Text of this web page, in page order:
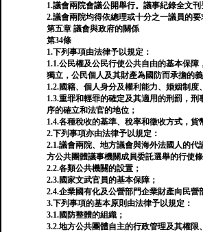
1.議會兩院會議公開舉行。議事紀錄全文刊
2.議會兩院均得依總理或十分之一議員的要
第五章 議會與政府的關係
第34條
1.下列事項由法律予以規定：
1.1.公民權及公民行使公共自由的基本保障
獨立，公民個人及其財產為國防而承擔的義
1.2.國籍、個人身分及權利能力、婚姻制度
1.3.重罪和輕罪的確定及其適用的刑罰，
序的確立和法官的地位；
1.4.各種稅收的基準、稅率和徵收方式，貨
2.下列事項亦由法律予以規定：
2.1.議會兩院、地方議會與海外法國人的代
方公共團體議事機關成員委託選舉的行使
2.2.各類公共機關的設置；
2.3.國家文武官員的基本保障；
2.4.企業國有化及公營部門企業財產向民營
3.下列事項的基本原則由法律予以規定：
3.1.國防整體的組織；
3.2.地方公共團體自主的行政管理及其權限